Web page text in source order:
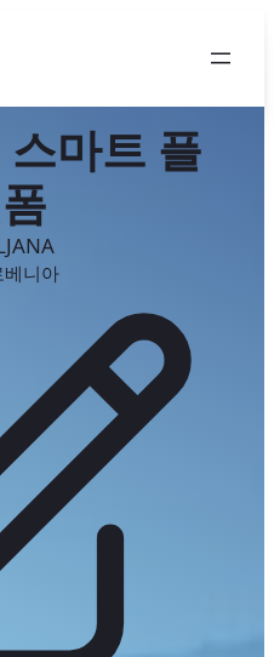
마트 플
니아